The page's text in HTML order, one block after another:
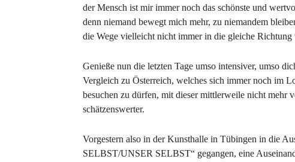
der Mensch ist mir immer noch das schönste und
denn niemand bewegt mich mehr, zu niemandem
die Wege vielleicht nicht immer in die gleiche
Genieße nun die letzten Tage umso intensiver, umso
Vergleich zu Österreich, welches sich immer noch im
besuchen zu dürfen, mit dieser mittlerweile nicht mehr
schätzenswerter.
Vorgestern also in der Kunsthalle in Tübingen in die
SELBST/UNSER SELBST“ gegangen, eine